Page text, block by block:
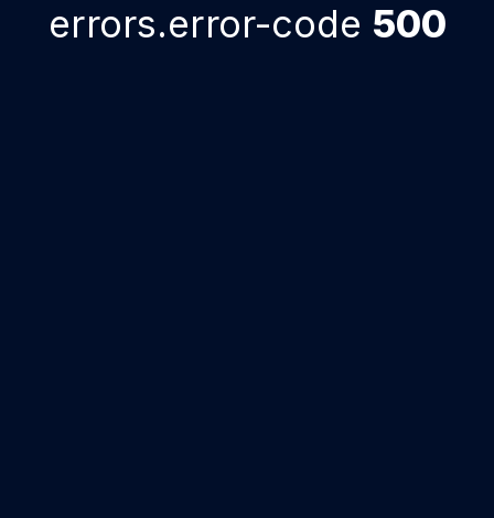
errors.error-code 500